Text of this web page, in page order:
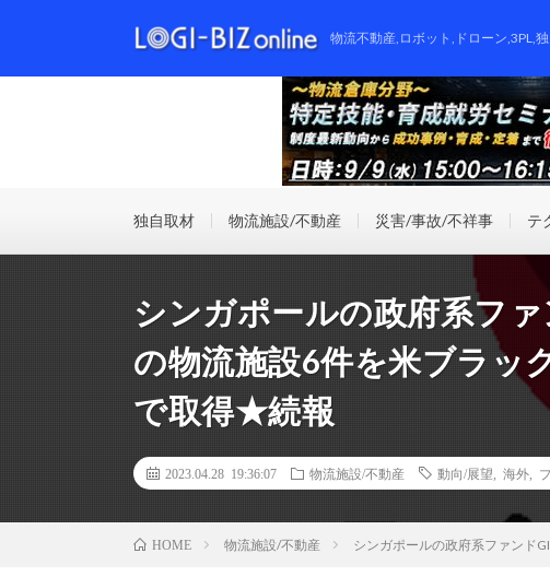
物流不動産,ロボット,ドローン,3PL,
独自取材 物流施設/不動産 災害/事故/不祥事 テ
シンガポールの政府系フ
の物流施設6件を米ブラッ
で取得★続報
2023.04.28 19:36:07 物流施設/不動産 動向/展望 海外
HOME 物流施設/不動産 シンガポールの政府系ファンド